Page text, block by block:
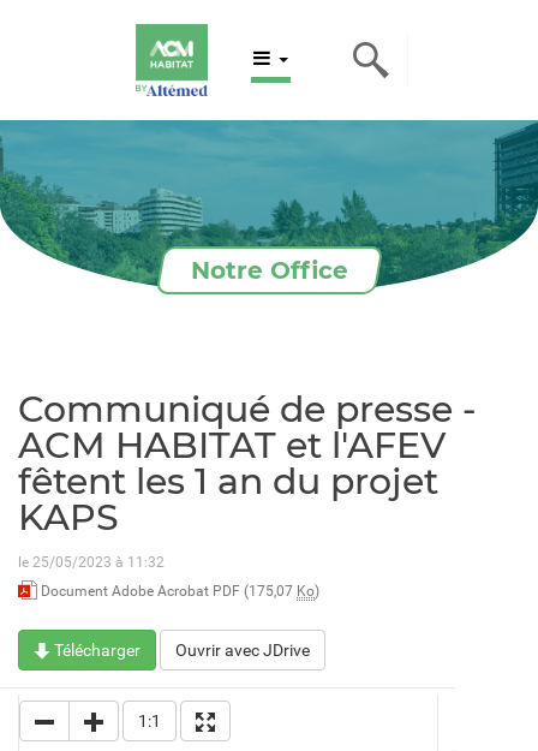
Notre Office
Communiqué de presse -
ACM HABITAT et l'AFEV
fêtent les 1 an du projet
KAPS
le 25/05/2023 à 11:32
Document Adobe Acrobat PDF (175,07 Ko)
Télécharger Ouvrir avec JDrive
1:1